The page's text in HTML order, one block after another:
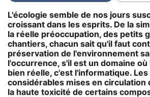
L'écologie semble de nos jours
croissant dans les esprits. De la
la réelle préoccupation, des petits
chantiers, chacun sait qu'il faut
préservation de l'environnement
l'occurrence, s'il est un domaine
bien réelle, c'est l'informatique.
considérables mises en circulation
la haute toxicité de certains